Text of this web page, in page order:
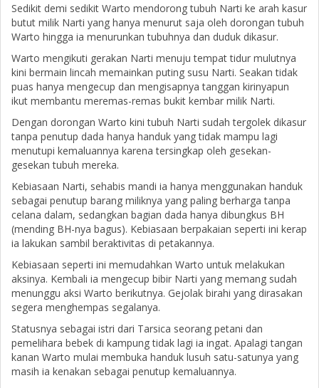
Sedikit demi sedikit Warto mendorong tubuh Narti ke arah kasur
butut milik Narti yang hanya menurut saja oleh dorongan tubuh
Warto hingga ia menurunkan tubuhnya dan duduk dikasur.
Warto mengikuti gerakan Narti menuju tempat tidur mulutnya
kini bermain lincah memainkan puting susu Narti. Seakan tidak
puas hanya mengecup dan mengisapnya tanggan kirinyapun
ikut membantu meremas-remas bukit kembar milik Narti.
Dengan dorongan Warto kini tubuh Narti sudah tergolek dikasur
tanpa penutup dada hanya handuk yang tidak mampu lagi
menutupi kemaluannya karena tersingkap oleh gesekan-
gesekan tubuh mereka.
Kebiasaan Narti, sehabis mandi ia hanya menggunakan handuk
sebagai penutup barang miliknya yang paling berharga tanpa
celana dalam, sedangkan bagian dada hanya dibungkus BH
(mending BH-nya bagus). Kebiasaan berpakaian seperti ini kerap
ia lakukan sambil beraktivitas di petakannya.
Kebiasaan seperti ini memudahkan Warto untuk melakukan
aksinya. Kembali ia mengecup bibir Narti yang memang sudah
menunggu aksi Warto berikutnya. Gejolak birahi yang dirasakan
segera menghempas segalanya.
Statusnya sebagai istri dari Tarsica seorang petani dan
pemelihara bebek di kampung tidak lagi ia ingat. Apalagi tangan
kanan Warto mulai membuka handuk lusuh satu-satunya yang
masih ia kenakan sebagai penutup kemaluannya.